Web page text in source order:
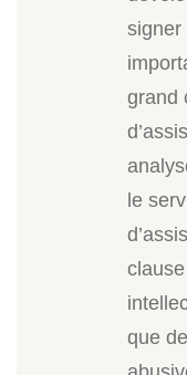
signer
grand
le
que